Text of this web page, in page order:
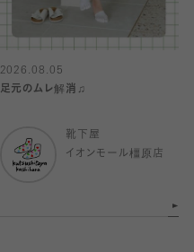
2026.08.05
足元のムレ解消♫
靴下屋
イオンモール橿原店